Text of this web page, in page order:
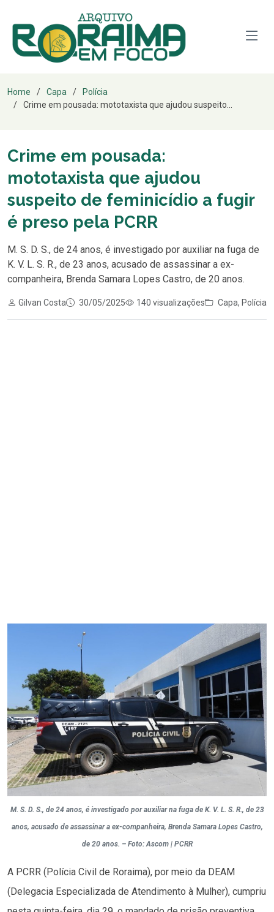
Home Capa
Polícia
Crime em pousada: mototaxista que ajudou suspeito...
Crime em pousada:
mototaxista que ajudou
suspeito de feminicídio a fugir
é preso pela PCRR
M. S. D. S., de 24 anos, é investigado por auxiliar na fuga de
K. V. L. S. R., de 23 anos, acusado de assassinar a ex-
companheira, Brenda Samara Lopes Castro, de 20 anos.
Gilvan Costa 30/05/2025 140 visualizações Capa, Polícia
M. S. D. S., de 24 anos, é investigado por auxiliar na fuga de K. V. L. S. R., de 23
anos, acusado de assassinar a ex-companheira, Brenda Samara Lopes Castro,
de 20 anos. – Foto: Ascom | PCRR
A PCRR (Polícia Civil de Roraima), por meio da DEAM
(Delegacia Especializada de Atendimento à Mulher), cumpriu